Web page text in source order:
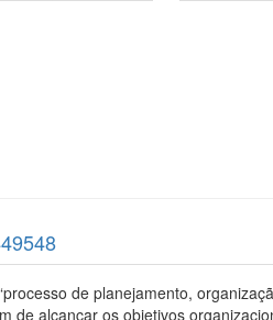
de planejamento,
de alcançar os objetivos